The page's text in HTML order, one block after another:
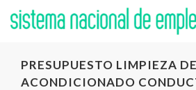
PRESUPUESTO LIMPIEZA
ACONDICIONADO